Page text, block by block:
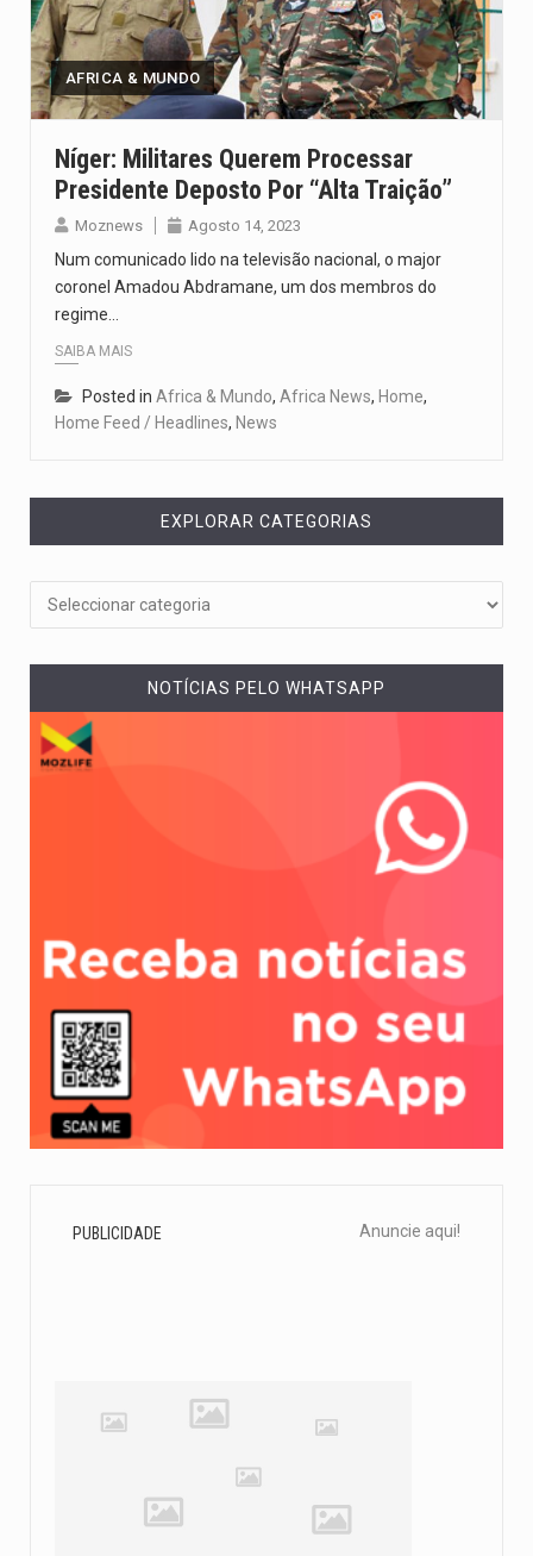
O pagamento marca o desfecho de um dos processos mais…
O programa, cuja implementação está prevista entre abril de 2026…
O Departamento de Estado norte-americano confirmou que cidadãos dos Estados…
AFRICA & MUNDO
Níger: Militares Querem Processar
Presidente Deposto Por “alta Traição”
Moznews Agosto 14, 2023
Num comunicado lido na televisão nacional, o major
coronel Amadou Abdramane, um dos membros do
regime…
SAIBA MAIS
Posted in Africa & Mundo, Africa News, Home,
Home Feed / Headlines, News
EXPLORAR CATEGORIAS
NOTÍCIAS PELO WHATSAPP
PUBLICIDADE Anuncie aqui!